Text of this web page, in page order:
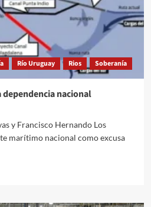
Río Uruguay Rios Soberanía
dependencia nacional
y Francisco Hernando Los
marítimo nacional como excusa